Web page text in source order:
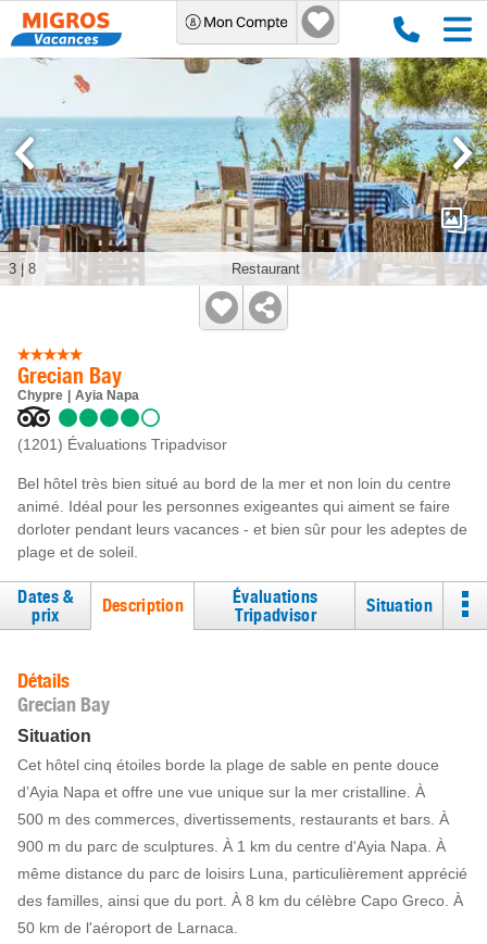
Grecian Bay
Chypre Ayia Napa
(1201) Évaluations Tripadvisor
Bel hôtel très bien situé au bord de la mer et non loin du centre
animé. Idéal pour les personnes exigeantes qui aiment se faire
dorloter pendant leurs vacances - et bien sûr pour les adeptes de
plage et de soleil.
Restaurant
3 | 8
Dates &
prix
Description
Évaluations
Tripadvisor
Situation
Détails
Grecian Bay
Situation
Cet hôtel cinq étoiles borde la plage de sable en pente douce
d’Ayia Napa et offre une vue unique sur la mer cristalline. À
500 m des commerces, divertissements, restaurants et bars. À
900 m du parc de sculptures. À 1 km du centre d'Ayia Napa. À
même distance du parc de loisirs Luna, particulièrement apprécié
des familles, ainsi que du port. À 8 km du célèbre Capo Greco. À
50 km de l'aéroport de Larnaca.